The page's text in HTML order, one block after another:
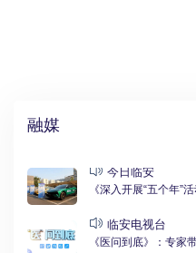
融媒
今日临安
《深入开展“五个年”
临安电视台
《医问到底》：专家